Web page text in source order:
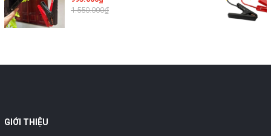
1.550.000₫
GIỚI THIỆU